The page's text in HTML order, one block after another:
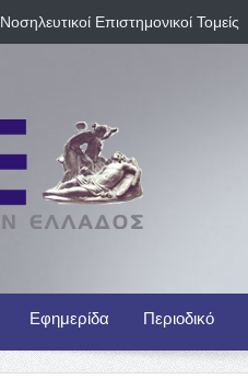
Νοσηλευτικοί Επιστημονικοί Τομείς
Εφημερίδα Περιοδικό